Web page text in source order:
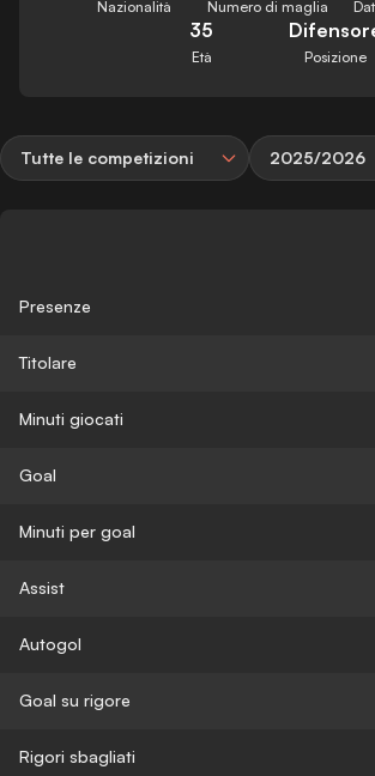
Nazionalità Numero di maglia
35
Età Posizione
Tutte le competizioni 2025/2026
Presenze
Titolare
Minuti giocati
Goal
Minuti per goal
Assist
Autogol
Goal su rigore
Rigori sbagliati